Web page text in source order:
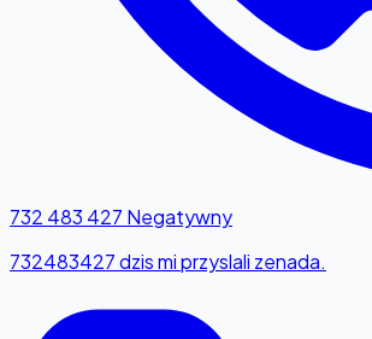
732 483 427 Negatywny
732483427 dzis mi przyslali zenada.